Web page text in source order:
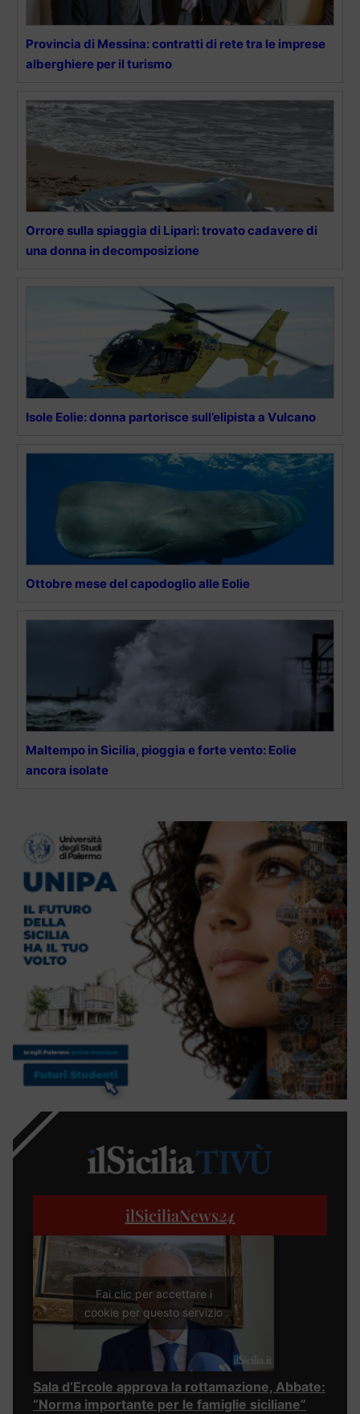
Provincia di Messina: contratti di rete tra le imprese
alberghiere per il turismo
Orrore sulla spiaggia di Lipari: trovato cadavere di
una donna in decomposizione
Isole Eolie: donna partorisce sull’elipista a Vulcano
Ottobre mese del capodoglio alle Eolie
Maltempo in Sicilia, pioggia e forte vento: Eolie
ancora isolate
ilSiciliaNews24
Fai clic per accettare i
cookie per questo servizio
Sala d’Ercole approva la rottamazione, Abbate:
“Norma importante per le famiglie siciliane”